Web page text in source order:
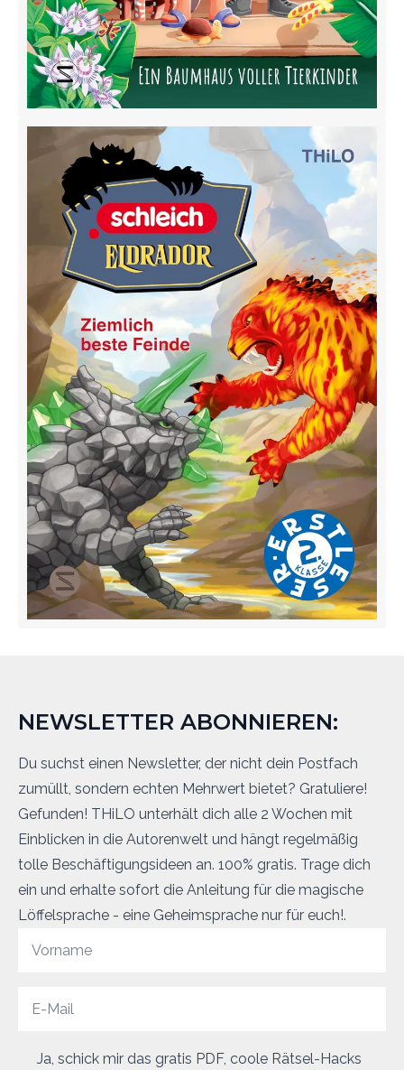
NEWSLETTER ABONNIEREN:
Du suchst einen Newsletter, der nicht dein Postfach
zumüllt, sondern echten Mehrwert bietet? Gratuliere!
Gefunden! THiLO unterhält dich alle 2 Wochen mit
Einblicken in die Autorenwelt und hängt regelmäßig
tolle Beschäftigungsideen an. 100% gratis. Trage dich
ein und erhalte sofort die Anleitung für die magische
Löffelsprache - eine Geheimsprache nur für euch!.
Ja, schick mir das gratis PDF, coole Rätsel-Hacks